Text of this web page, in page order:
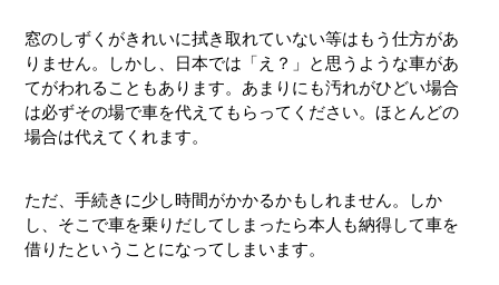
窓のしずくがきれいに拭き取れていない等はもう仕方があ
りません。しかし、日本では「え？」と思うような車があ
てがわれることもあります。あまりにも汚れがひどい場合
は必ずその場で車を代えてもらってください。ほとんどの
場合は代えてくれます。
ただ、手続きに少し時間がかかるかもしれません。しか
し、そこで車を乗りだしてしまったら本人も納得して車を
借りたということになってしまいます。